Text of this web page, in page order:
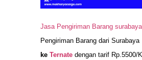
Jasa Pengiriman Barang
Pengiriman Barang dari Surabaya
ke Ternate dengan tarif Rp.5500/